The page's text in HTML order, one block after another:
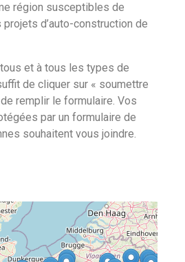
région susceptibles de
projets d’auto-construction de
et à tous les types de
de cliquer sur « soumettre
remplir le formulaire. Vos
par un formulaire de
souhaitent vous joindre.